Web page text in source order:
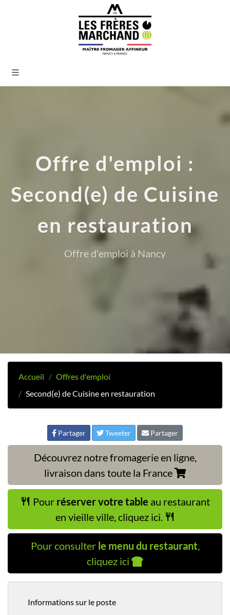
Offre d'emploi :
Second(e) de Cuisine
en restauration
Offre d'emploi à Nancy
Accueil
Offres d'emploi
Second(e) de Cuisine en restauration
Partager Tweeter Partager
Découvrez notre fromagerie en ligne,
livraison dans toute la France
Pour réserver votre table au restaurant
en vieille ville, cliquez ici.
Pour consulter le menu du restaurant,
cliquez ici
Informations sur le poste